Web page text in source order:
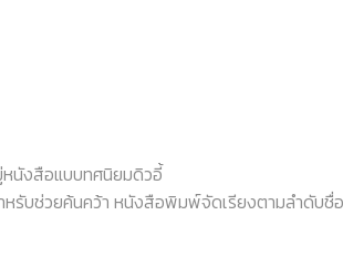
หนังสือแบบทศนิยมดิวอี้
หรับช่วยค้นคว้า หนังสือพิมพ์จัดเรียงตามลำดับ